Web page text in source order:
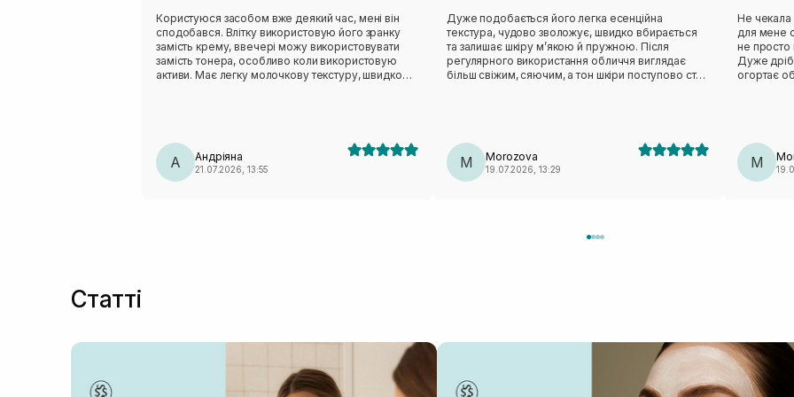
Користуюся засобом вже деякий час, мені він
сподобався. Влітку використовую його зранку
замість крему, ввечері можу використовувати
замість тонера, особливо коли використовую
активи. Має легку молочкову текстуру, швидко
А Андріяна
21.07.2026, 13:55
Дуже подобається його легка есенційна
текстура, чудово зволожує, швидко вбирається
та залишає шкіру м’якою й пружною. Після
регулярного використання обличчя виглядає
більш свіжим, сяючим, а тон шкіри поступово стає
M Morozova
19.07.2026, 13:29
Не чекала
для мене
не просто
Дуже
огортає
після
освіжити
M
Статті